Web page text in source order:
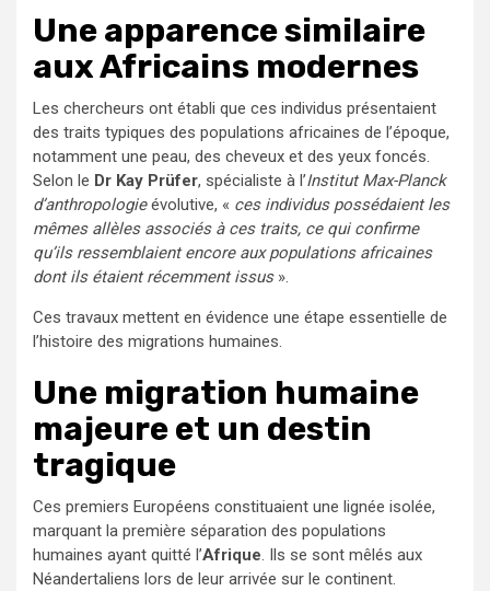
Une apparence similaire
aux Africains modernes
Les chercheurs ont établi que ces individus présentaient
des traits typiques des populations africaines de l’époque,
notamment une peau, des cheveux et des yeux foncés.
Selon le Dr Kay Prüfer, spécialiste à l’Institut Max-Planck
d’anthropologieévolutive, « ces individus possédaient les
mêmes allèles associés à ces traits, ce qui confirme
qu’ils ressemblaient encore aux populations africaines
dont ils étaient récemment issus».
Ces travaux mettent en évidence une étape essentielle de
l’histoire des migrations humaines.
Une migration humaine
majeure et un destin
tragique
Ces premiers Européens constituaient une lignée isolée,
marquant la première séparation des populations
humaines ayant quitté l’Afrique. Ils se sont mêlés aux
Néandertaliens lors de leur arrivée sur le continent.